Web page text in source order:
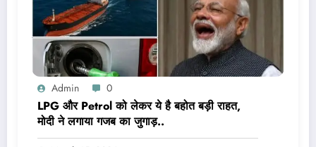
Admin 0
LPG और Petrol को लेकर ये है बहोत बड़ी राहत,
मोदी ने लगाया गजब का जुगाड़..